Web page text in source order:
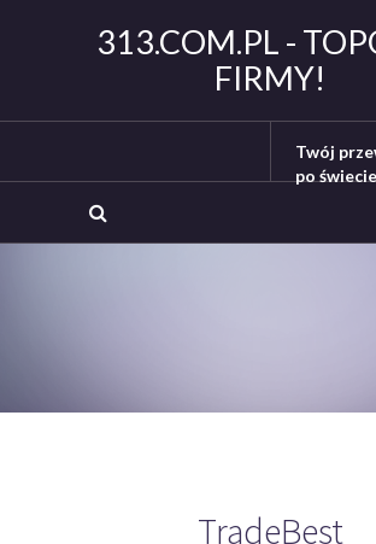
313.COM.PL -
FIRMY!
Twój
po
TradeBest